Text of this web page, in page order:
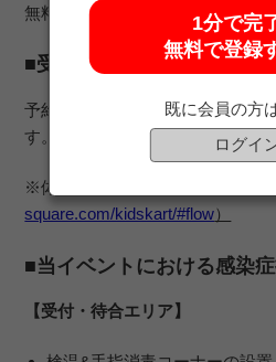
無料
■受付方法
予約制（参加条件を確認し、実施
す。）
※体験会の流れはこちら（
square.com/kidskart/#flow）
■当イベントにおける感染
【受付・待合エリア】
1分で完
無料で登録
既に会員の方
ログイ